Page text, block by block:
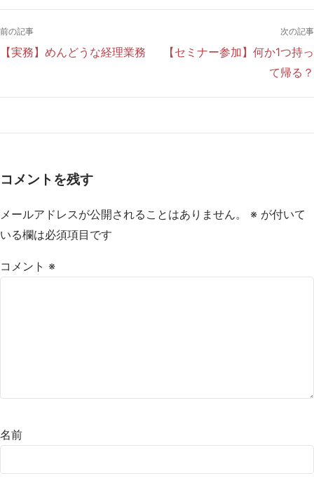
前の記事
【実務】めんどうな経理業務
次の記事
【セミナー参加】何か1つ持っ
て帰る？
コメントを残す
メールアドレスが公開されることはありません。 ※ が付いて
いる欄は必須項目です
コメント ※
名前